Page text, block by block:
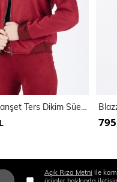
Yaka Ve Manşet Ters Dikim Süet Mont | Mnt31683
Açık Rıza Metni ile